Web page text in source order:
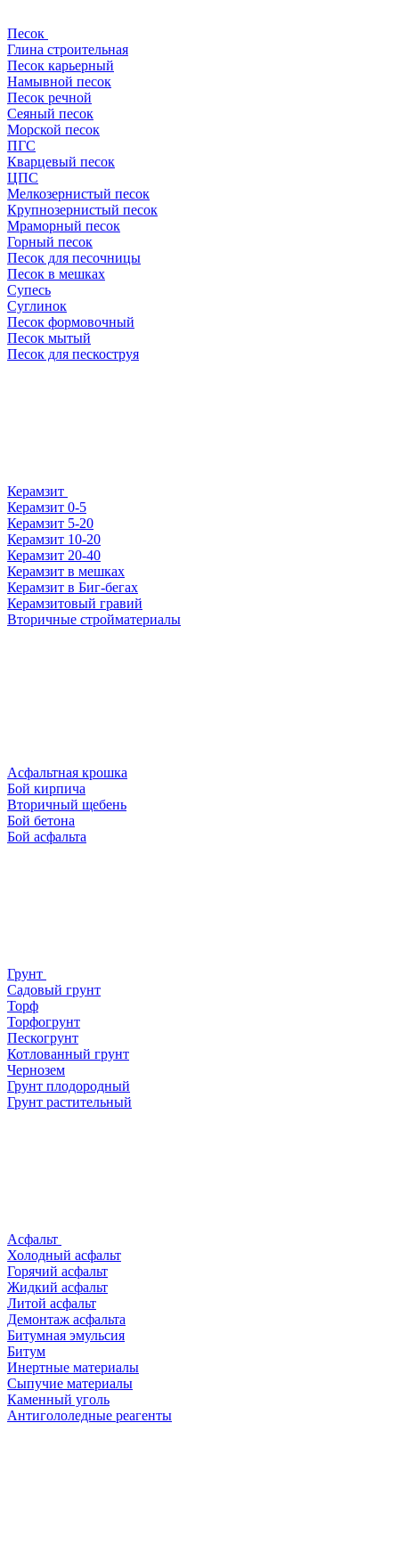
Песок
Глина строительная
Песок карьерный
Намывной песок
Песок речной
Сеяный песок
Морской песок
ПГС
Кварцевый песок
ЦПС
Мелкозернистый песок
Крупнозернистый песок
Мраморный песок
Горный песок
Песок для песочницы
Песок в мешках
Супесь
Суглинок
Песок формовочный
Песок мытый
Песок для пескоструя
Керамзит
Керамзит 0-5
Керамзит 5-20
Керамзит 10-20
Керамзит 20-40
Керамзит в мешках
Керамзит в Биг-бегах
Керамзитовый гравий
Вторичные стройматериалы
Асфальтная крошка
Бой кирпича
Вторичный щебень
Бой бетона
Бой асфальта
Грунт
Садовый грунт
Торф
Торфогрунт
Пескогрунт
Котлованный грунт
Чернозем
Грунт плодородный
Грунт растительный
Асфальт
Холодный асфальт
Горячий асфальт
Жидкий асфальт
Литой асфальт
Демонтаж асфальта
Битумная эмульсия
Битум
Инертные материалы
Сыпучие материалы
Каменный уголь
Антигололедные реагенты